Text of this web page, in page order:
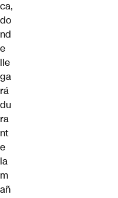
ca,
do
nd
e
lle
ga
rá
du
ra
nt
e
la
m
añ